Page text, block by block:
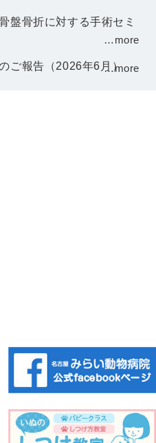
盤骨折に対する手術セミ
…more
ご報告（2026年6月）
…more